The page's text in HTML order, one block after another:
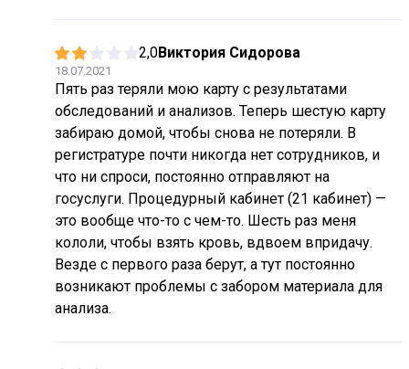
2,0Виктория Сидорова
18.07.2021
Пять раз теряли мою карту с результатами
обследований и анализов. Теперь шестую карту
забираю домой, чтобы снова не потеряли. В
регистратуре почти никогда нет сотрудников, и
что ни спроси, постоянно отправляют на
госуслуги. Процедурный кабинет (21 кабинет) —
это вообще что-то с чем-то. Шесть раз меня
кололи, чтобы взять кровь, вдвоем впридачу.
Везде с первого раза берут, а тут постоянно
возникают проблемы с забором материала для
анализа.